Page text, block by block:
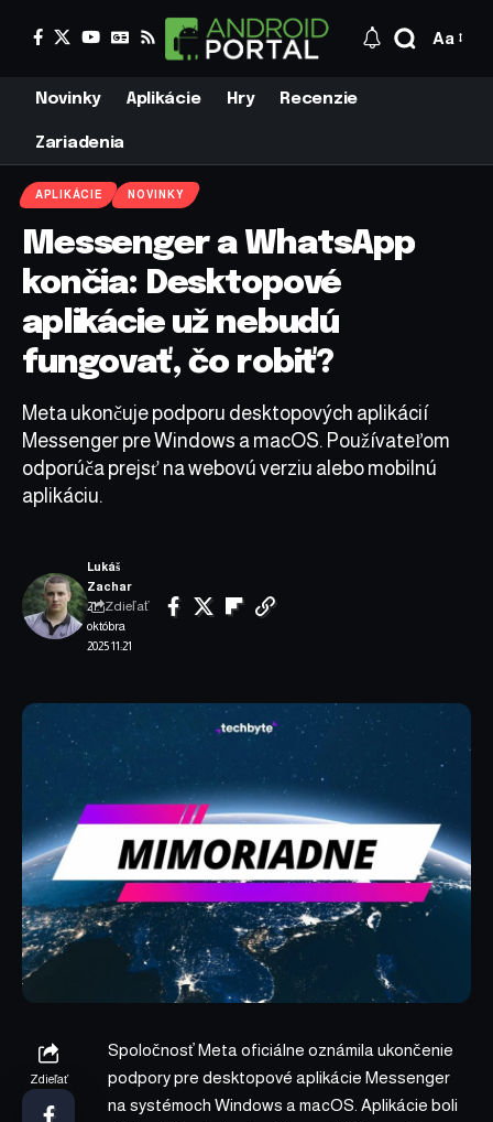
Aa
Novinky Aplikácie Hry Recenzie
Zariadenia
APLIKÁCIE NOVINKY
Messenger a WhatsApp
končia: Desktopové
aplikácie už nebudú
fungovať, čo robiť?
Meta ukončuje podporu desktopových aplikácií
Messenger pre Windows a macOS. Používateľom
odporúča prejsť na webovú verziu alebo mobilnú
aplikáciu.
21.
októbra
2025 11:21
Lukáš
Zachar
Zdieľať
Zdieľať
Spoločnosť Meta oficiálne oznámila ukončenie
podpory pre desktopové aplikácie Messenger
na systémoch Windows a macOS. Aplikácie boli